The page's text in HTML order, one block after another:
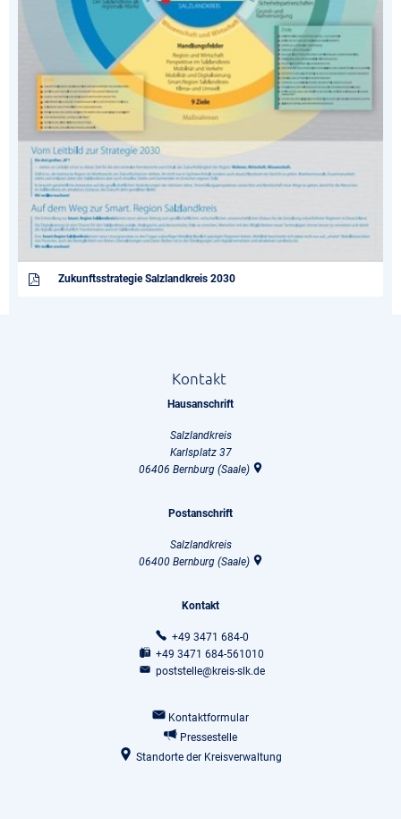
Zukunftsstrategie Salzlandkreis 2030
Kontakt
Hausanschrift
Salzlandkreis
Karlsplatz 37
06406 Bernburg (Saale)
Postanschrift
Salzlandkreis
06400 Bernburg (Saale)
Kontakt
+49 3471 684-0
+49 3471 684-561010
poststelle@kreis-slk.de
Kontaktformular
Pressestelle
Standorte der Kreisverwaltung